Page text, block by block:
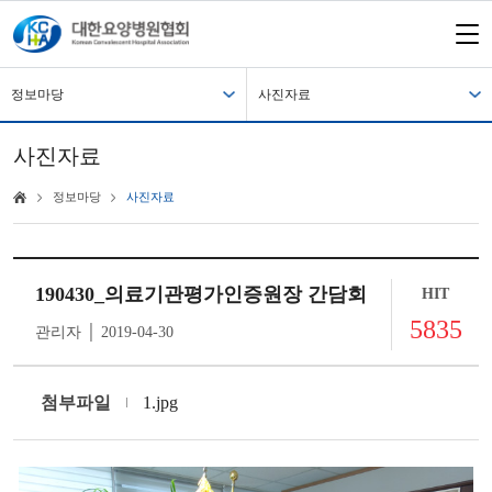
정보마당 사진자료
사진자료
정보마당 사진자료
190430_의료기관평가인증원장 간담회
관리자 │ 2019-04-30
HIT
5835
첨부파일 1.jpg